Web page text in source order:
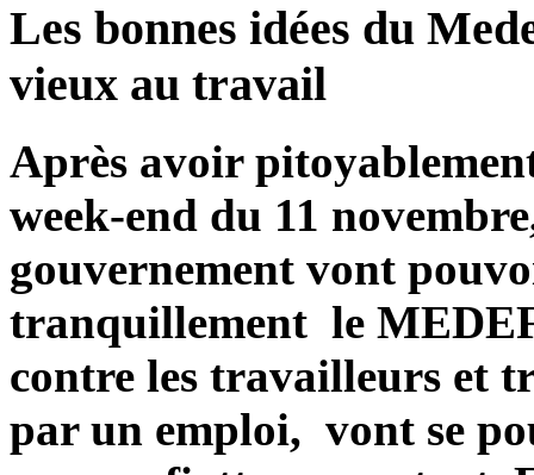
Les bonnes idées du
vieux au travail
Après avoir
week-end du 11
gouvernement vont
tranquillement le
contre les travailleurs et
par un emploi, vont se